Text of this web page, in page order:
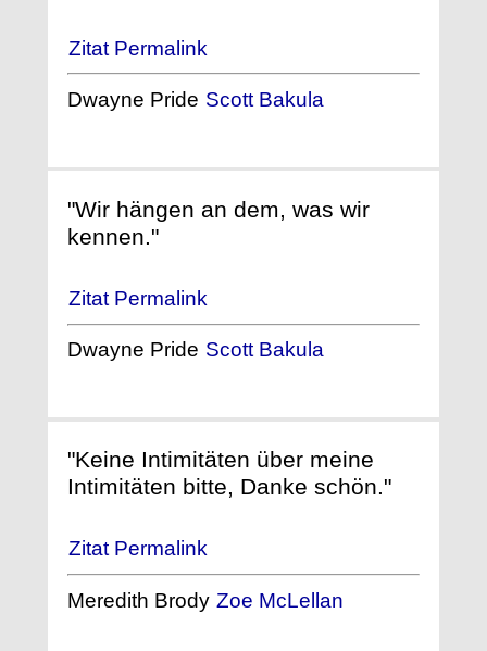
Zitat Permalink
Dwayne Pride Scott Bakula
"Wir hängen an dem, was wir
kennen."
Zitat Permalink
Dwayne Pride Scott Bakula
"Keine Intimitäten über meine
Intimitäten bitte, Danke schön."
Zitat Permalink
Meredith Brody Zoe McLellan